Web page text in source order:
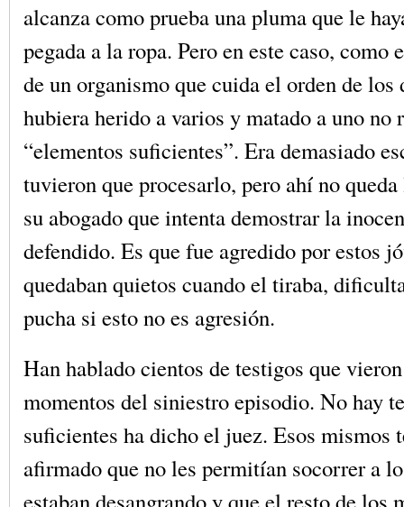
alcanza como prueba una pluma que le
pegada a la ropa. Pero en este caso, como
de un organismo que cuida el orden de los
hubiera herido a varios y matado a uno no
“elementos suficientes”. Era demasiado
tuvieron que procesarlo, pero ahí no
su abogado que intenta demostrar la
defendido. Es que fue agredido por estos
quedaban quietos cuando el tiraba,
pucha si esto no es agresión.
Han hablado cientos de testigos que
momentos del siniestro episodio. No hay
suficientes ha dicho el juez. Esos mismos
afirmado que no les permitían socorrer a